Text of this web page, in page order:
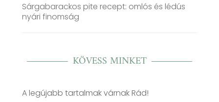
Sárgabarackos pite recept: omlós és lédús
nyári finomság
KÖVESS MINKET
A legújabb tartalmak várnak Rád!